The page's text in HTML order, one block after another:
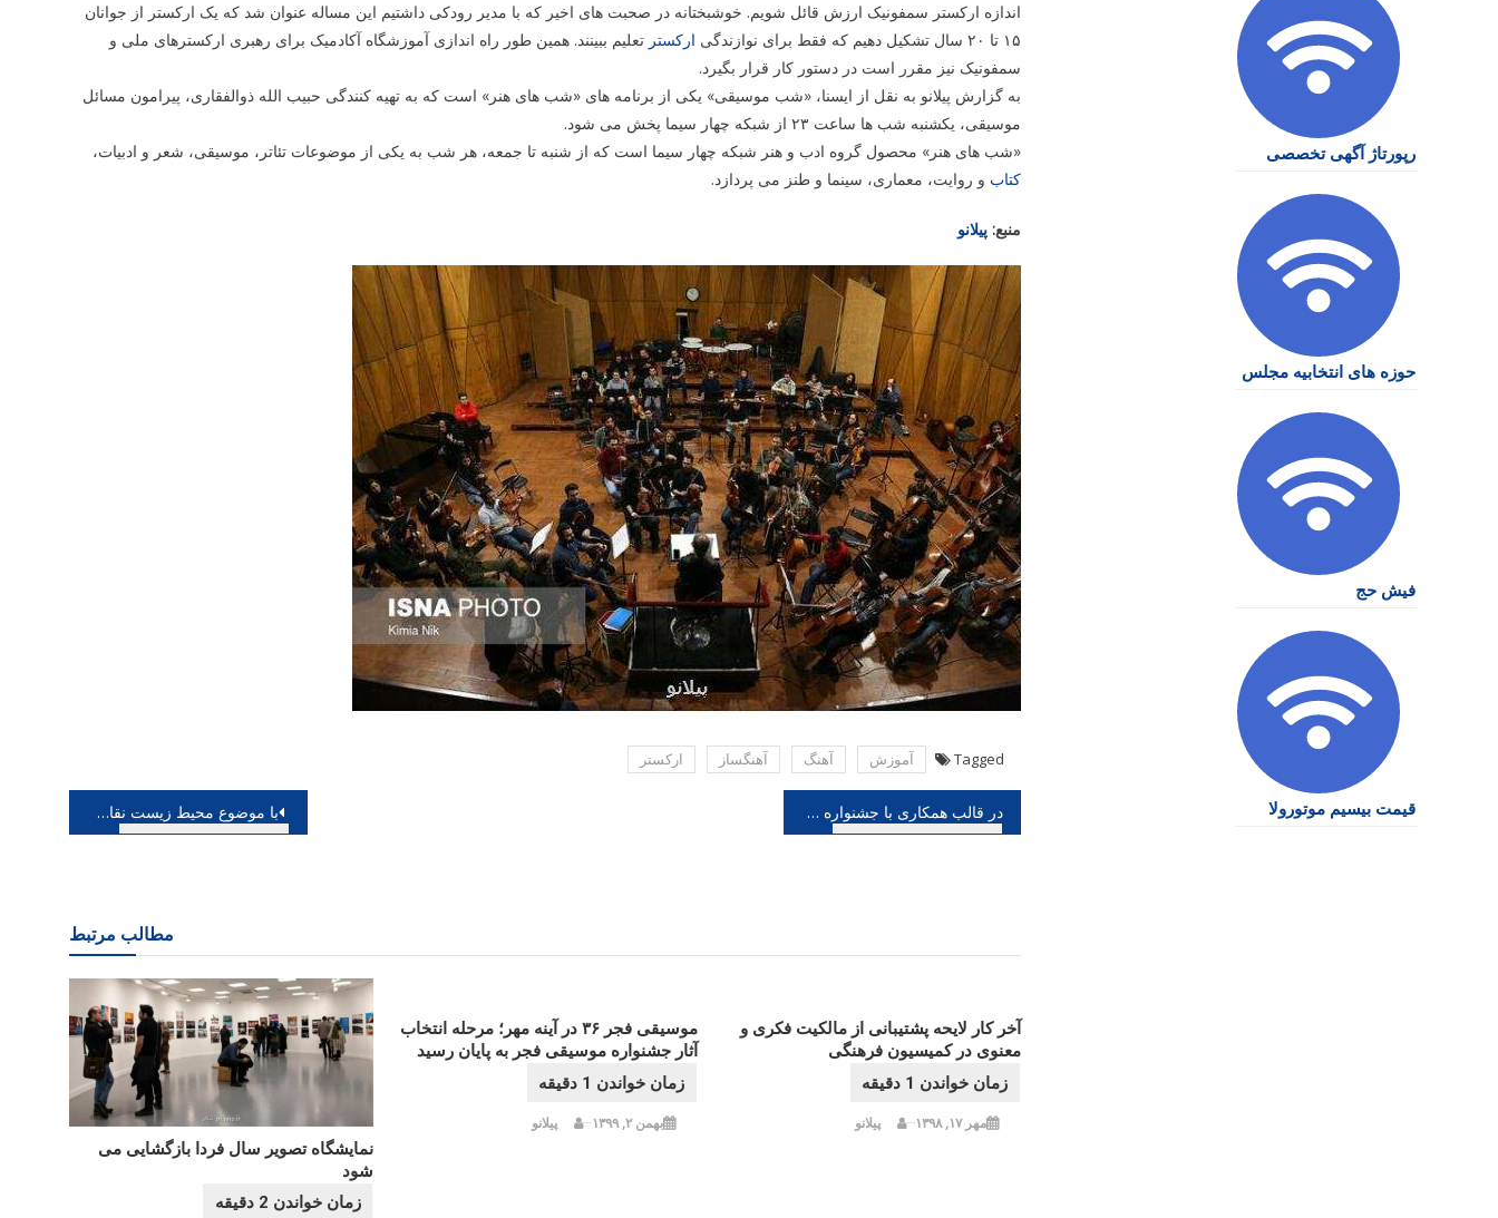
اندازه ارکستر سمفونیک ارزش قائل شویم. خوشبختانه در صحبت های اخیر که با مدیر رودکی داشتیم این مساله عنوان شد که یک ارکستر از جوانان
۱۵ تا ۲۰ سال تشکیل دهیم که فقط برای نوازندگی
ارکستر تعلیم ببینند. همین طور راه اندازی آموزشگاه آکادمیک برای رهبری ارکسترهای ملی و
سمفونیک نیز مقرر است در دستور کار قرار بگیرد.
به گزارش پیلانو به نقل از ایسنا، «شب موسیقی» یکی از برنامه های «شب های هنر» است که به تهیه کنندگی حبیب الله ذوالفقاری، پیرامون مسائل
موسیقی، یکشنبه شب ها ساعت ۲۳ از شبکه چهار سیما پخش می شود.
«شب های هنر» محصول گروه ادب و هنر شبکه چهار سیما است که از شنبه تا جمعه، هر شب به یکی از موضوعات تئاتر، موسیقی، شعر و ادبیات،
کتاب و روایت، معماری، سینما و طنز می پردازد.
منبع: پیلانو
Tagged آموزش آهنگ آهنگساز اركستر
راهبری
با موضوع محیط زیست نقاشی های کودکان ایرانی در ژاپن تقدیر گردید در قالب همکاری با جشنواره صبا؛ جزئیات تازه ترین کنسرت ارکستر ملی اعلام گردید
مطالب مرتبط
نمایشگاه تصویر سال فردا بازگشایی می
شود
موسیقی فجر ۳۶ در آینه مهر؛ مرحله انتخاب
آثار جشنواره موسیقی فجر به پایان رسید
بهمن ۲, ۱۳۹۹ پیلانو
آخر کار لایحه پشتیبانی از مالکیت فکری و
معنوی در کمیسیون فرهنگی
مهر ۱۷, ۱۳۹۸ پیلانو
رپورتاژ آگهی تخصصی
حوزه های انتخابیه مجلس
فیش حج
قیمت بیسیم موتورولا